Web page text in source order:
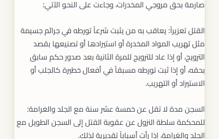
صارمة بحق مروجي المخدرات، وجاءت على النحو الآتي:
القتل تعزيراً: يعاقب به من يثبت شرعاً تورطه في جرائم جسيمة
مثل تهريب المواد المخدرة أو استيرادها أو تصنيعها بقصد
الترويج، أو إذا عاد للترويج للمرة الثانية بعد صدور حكم سابق
بحقه، أو إذا ثبت تورطه مسبقاً في أفعال خطيرة كالجلب أو
الاستيراد أو التهريب.
السجن مدة لا تقل عن خمسة عشر سنة مع الجلد والغرامة:
للمحكمة سلطة النزول عن عقوبة القتل إلى السجن الطويل مع
الجلد والغرامة، إذا رأت أسباباً تقديرية لذلك.